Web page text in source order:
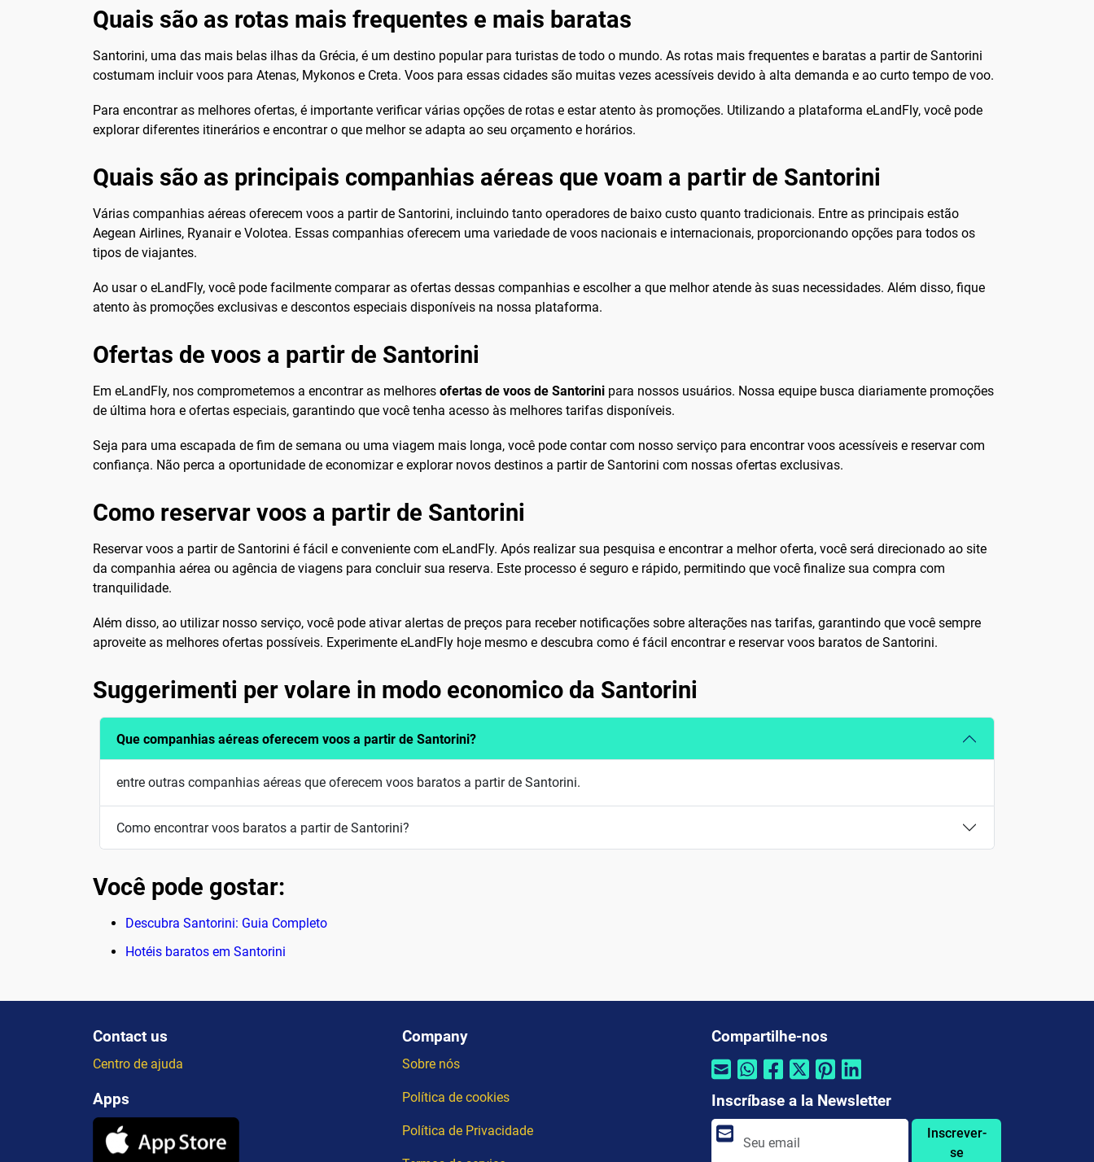
Quais são as rotas mais frequentes e mais baratas
Santorini, uma das mais belas ilhas da Grécia, é um destino popular para turistas de todo o mundo. As rotas mais frequentes e baratas a partir de Santorini
costumam incluir voos para Atenas, Mykonos e Creta. Voos para essas cidades são muitas vezes acessíveis devido à alta demanda e ao curto tempo de voo.
Para encontrar as melhores ofertas, é importante verificar várias opções de rotas e estar atento às promoções. Utilizando a plataforma eLandFly, você pode
explorar diferentes itinerários e encontrar o que melhor se adapta ao seu orçamento e horários.
Quais são as principais companhias aéreas que voam a partir de Santorini
Várias companhias aéreas oferecem voos a partir de Santorini, incluindo tanto operadores de baixo custo quanto tradicionais. Entre as principais estão
Aegean Airlines, Ryanair e Volotea. Essas companhias oferecem uma variedade de voos nacionais e internacionais, proporcionando opções para todos os
tipos de viajantes.
Ao usar o eLandFly, você pode facilmente comparar as ofertas dessas companhias e escolher a que melhor atende às suas necessidades. Além disso, fique
atento às promoções exclusivas e descontos especiais disponíveis na nossa plataforma.
Ofertas de voos a partir de Santorini
Em eLandFly, nos comprometemos a encontrar as melhores ofertas de voos de Santorini para nossos usuários. Nossa equipe busca diariamente promoções
de última hora e ofertas especiais, garantindo que você tenha acesso às melhores tarifas disponíveis.
Seja para uma escapada de fim de semana ou uma viagem mais longa, você pode contar com nosso serviço para encontrar voos acessíveis e reservar com
confiança. Não perca a oportunidade de economizar e explorar novos destinos a partir de Santorini com nossas ofertas exclusivas.
Como reservar voos a partir de Santorini
Reservar voos a partir de Santorini é fácil e conveniente com eLandFly. Após realizar sua pesquisa e encontrar a melhor oferta, você será direcionado ao site
da companhia aérea ou agência de viagens para concluir sua reserva. Este processo é seguro e rápido, permitindo que você finalize sua compra com
tranquilidade.
Além disso, ao utilizar nosso serviço, você pode ativar alertas de preços para receber notificações sobre alterações nas tarifas, garantindo que você sempre
aproveite as melhores ofertas possíveis. Experimente eLandFly hoje mesmo e descubra como é fácil encontrar e reservar voos baratos de Santorini.
Suggerimenti per volare in modo economico da Santorini
Que companhias aéreas oferecem voos a partir de Santorini?
entre outras companhias aéreas que oferecem voos baratos a partir de Santorini.
Como encontrar voos baratos a partir de Santorini?
Você pode gostar:
Descubra Santorini: Guia Completo
Hotéis baratos em Santorini
Contact us
Centro de ajuda
Apps
Company
Sobre nós
Política de cookies
Política de Privacidade
Compartilhe-nos
Inscríbase a la Newsletter
Inscrever-
se